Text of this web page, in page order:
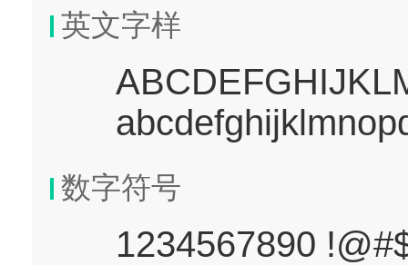
英文字样
数字符号
1234567890